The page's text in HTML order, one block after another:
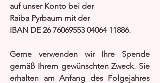
auf unser Konto bei der
Raiba Pyrbaum mit der
IBAN DE26 76069553 0406411886.
Gerne verwenden wir Ihre Spende
gemäß Ihrem gewünschten Zweck. Sie
erhalten am Anfang des Folgejahres